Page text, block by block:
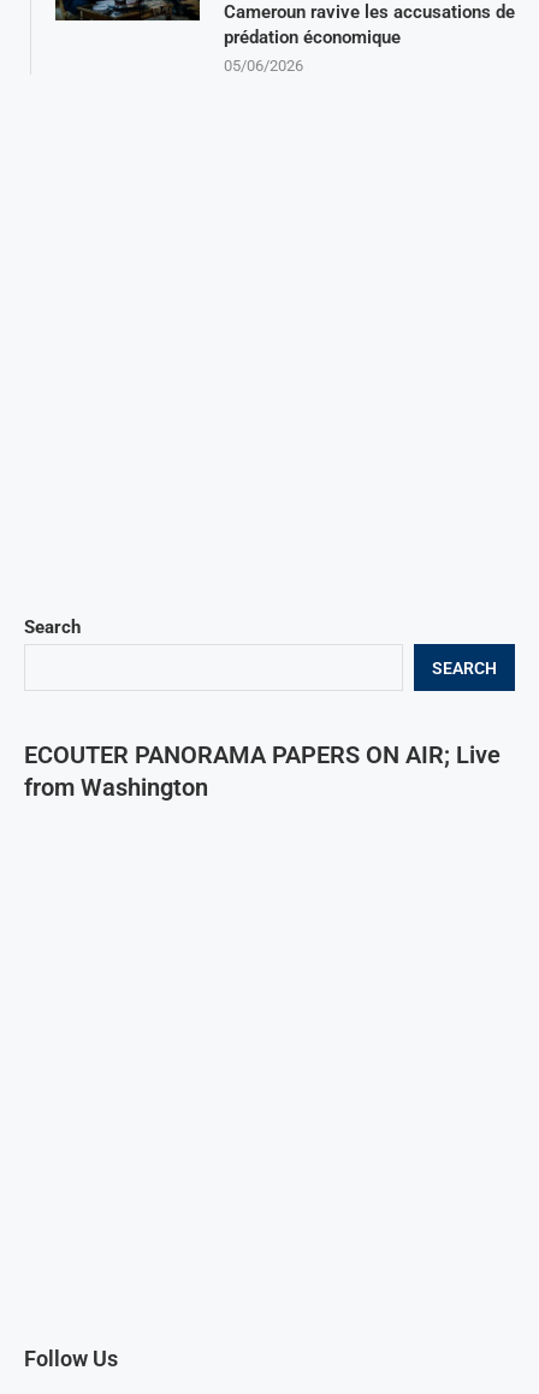
Search
SEARCH
ECOUTER PANORAMA PAPERS ON AIR; Live
from Washington
Follow Us
Cameroun ravive les accusations de
prédation économique
05/06/2026